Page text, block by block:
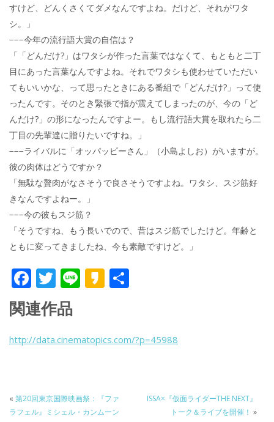
すけど、どんくさくてダメなんですよね。だけど、それがワタ
シ。」
−−−今年の流行語大賞の自信は？
「「どんだけ?」はワタシが作った言葉ではなくて、もともと二丁
目にあった言葉なんですよね。それでワタシも使わせていただい
てもいいかな、って思ったときにある番組で「どんだけ?」って使
ったんです。そのとき緊張で指が震えてしまったのが、今の「ど
んだけ?」の形になったんですよー。もし流行語大賞を取れたら二
丁目の先輩達に贈りたいですね。」
−−−ライバルに「オッパッピーさん」（小島よしお）がいますが。
彼の肉体はどうですか？
「無駄な贅肉がなさそうで良さそうですよね。ワタシ、スジ筋好
きなんですよねー。」
−−−今の彼もスジ筋？
「そうですね、もう長いでので、昔はスジ筋でしたけど。年齢と
ともに変ってきましたね、今も素敵ですけど。」
F
ac
e
b
k
T
w
itt
er
Li K
a
関連作品
http://data.cinematopics.com/?p=45988
« 第20回東京国際映画祭：『ファ
ラフェル』ミシェル・カンムーン
ISSA×『仮面ライダーTHE NEXT』
トーク＆ライブを開催！ »